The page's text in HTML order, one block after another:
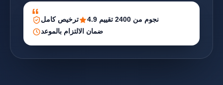
ترخيص كامل
4.9 نجوم من 2400 تقييم
ضمان الالتزام بالموعد